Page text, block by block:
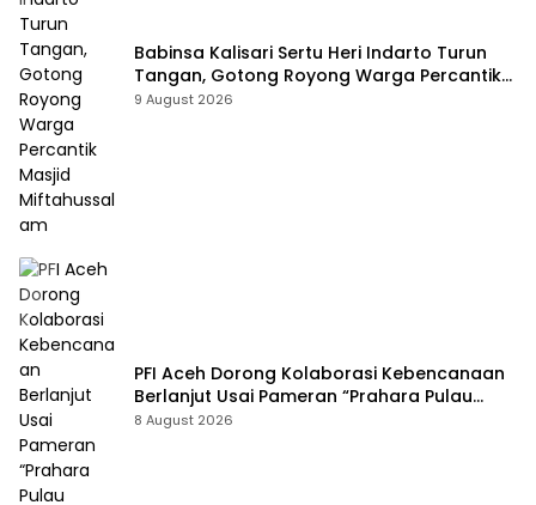
Babinsa Kalisari Sertu Heri Indarto Turun
Tangan, Gotong Royong Warga Percantik
Masjid Miftahussalam
9 August 2026
PFI Aceh Dorong Kolaborasi Kebencanaan
Berlanjut Usai Pameran “Prahara Pulau
Emas”
8 August 2026